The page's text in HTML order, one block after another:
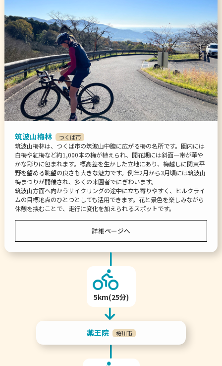
筑波山梅林 つくば市
筑波山梅林は、つくば市の筑波山中腹に広がる梅の名所です。園内には
白梅や紅梅など約1,000本の梅が植えられ、開花期には斜面一帯が華や
かな彩りに包まれます。標高差を生かした立地にあり、梅越しに関東平
野を望める眺望の良さも大きな魅力です。例年2月から3月頃には筑波山
梅まつりが開催され、多くの来園者でにぎわいます。
筑波山方面へ向かうサイクリングの途中に立ち寄りやすく、ヒルクライ
ムの目標地点のひとつとしても活用できます。花と景色を楽しみながら
休憩を挟むことで、走行に変化を加えられるスポットです。
詳細ページへ
5km(25分)
薬王院 桜川市